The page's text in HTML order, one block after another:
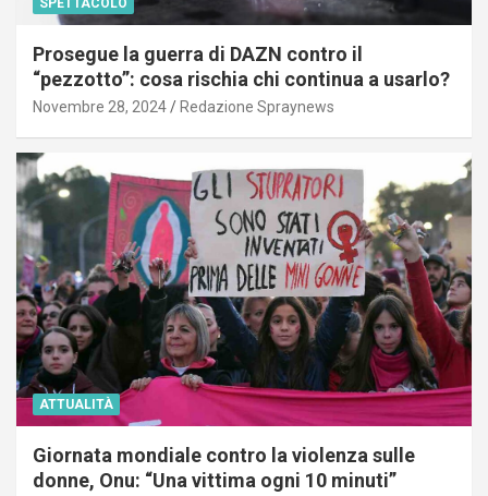
SPETTACOLO
Prosegue la guerra di DAZN contro il
“pezzotto”: cosa rischia chi continua a usarlo?
Novembre 28, 2024 Redazione Spraynews
ATTUALITÀ
Giornata mondiale contro la violenza sulle
donne, Onu: “Una vittima ogni 10 minuti”